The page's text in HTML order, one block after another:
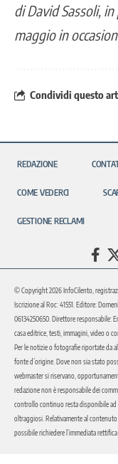
di David Sassoli,
maggio in
Condividi questo
REDAZIONE
COME VEDERCI
GESTIONE RECLAMI
© Copyright 2026 InfoCilento,
Iscrizione al Roc: 41551. Editore:
06134250650. Direttore responsabile:
casa editrice, testi, immagini, video o
Per le notizie o fotografie riportate da
fonte d’origine. Dove non sia stato
webmaster si riservano,
redazione non è responsabile dei
controllo continuo resta disponibile
oltraggiosi. Relativamente al
possibile richiedere l’immediata